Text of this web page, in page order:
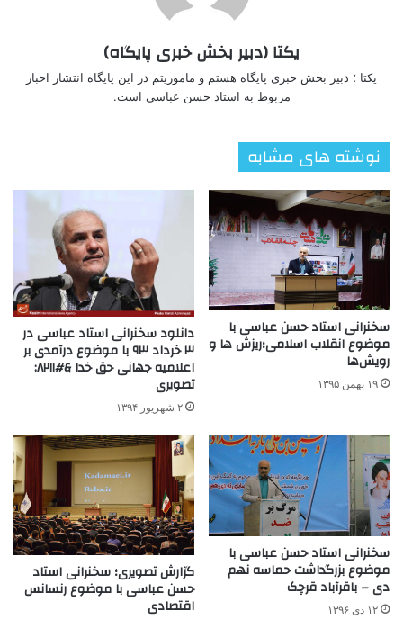
یکتا (دبیر بخش خبری پایگاه)
یکتا ؛ دبیر بخش خبری پایگاه هستم و ماموریتم در این پایگاه انتشار اخبار
مربوط به استاد حسن عباسی است.
نوشته های مشابه
سخنرانی استاد حسن عباسی با
موضوع انقلاب اسلامی؛ریزش ها و
رویش‌ها
۱۹ بهمن ۱۳۹۵
دانلود سخنرانی استاد عباسی در
۳ خرداد ۹۳ با موضوع درآمدی بر
اعلامیه جهانی حق خدا &#۸۲۱۱;
تصویری
۲ شهریور ۱۳۹۴
سخنرانی استاد حسن عباسی با
موضوع بزرگداشت حماسه نهم
دی – باقرآباد قرچک
۱۲ دی ۱۳۹۶
گزارش تصویری؛ سخنرانی استاد
حسن عباسی با موضوع رنسانس
اقتصادی